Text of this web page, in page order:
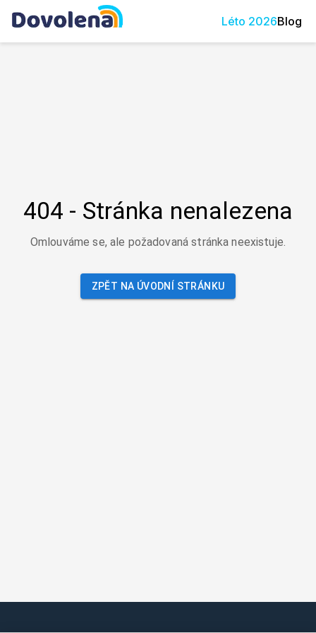
Léto 2026Blog
404 - Stránka nenalezena
Omlouváme se, ale požadovaná stránka neexistuje.
ZPĚT NA ÚVODNÍ STRÁNKU